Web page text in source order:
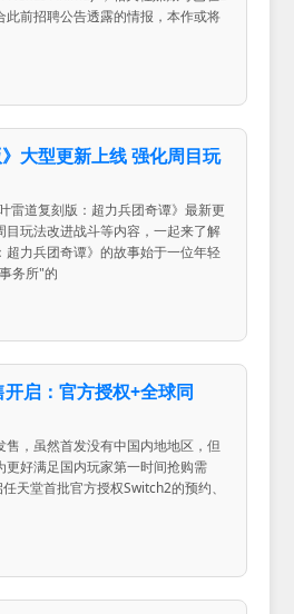
此前招聘公告透露的情报，本作或将
》大型更新上线 强化周目玩
雷道复刻版：超力兵团奇谭》最新更
目玩法改进战斗等内容，一起来了解
超力兵团奇谭》的故事始于一位年轻
务所"的
启：官方授权+全球同
，虽然首发没有中国内地地区，但
更好满足国内玩家第一时间抢购需
天堂首批官方授权Switch2的预约、